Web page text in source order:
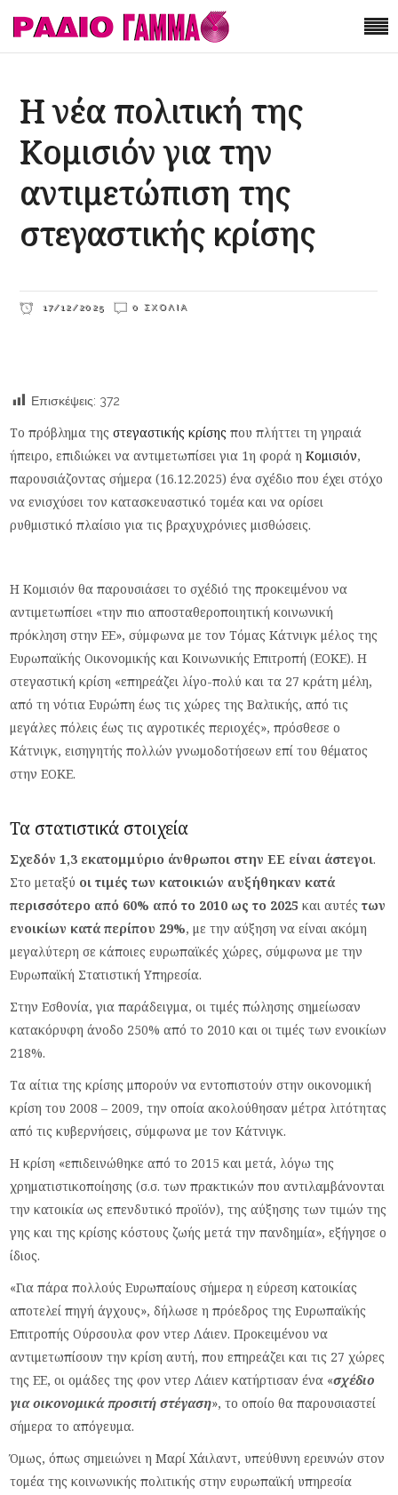
Η νέα πολιτική της
Κομισιόν για την
αντιμετώπιση της
στεγαστικής κρίσης
17/12/2025 0 ΣΧΌΛΙΑ
Επισκέψεις: 372
Το πρόβλημα τηςστεγαστικής κρίσης που πλήττει τη γηραιά
ήπειρο, επιδιώκει να αντιμετωπίσει για 1η φορά ηΚομισιόν,
παρουσιάζοντας σήμερα (16.12.2025) ένα σχέδιο που έχει στόχο
να ενισχύσει τον κατασκευαστικό τομέα και να ορίσει
ρυθμιστικό πλαίσιο για τις βραχυχρόνιες μισθώσεις.
Η Κομισιόν θα παρουσιάσει το σχέδιό της προκειμένου να
αντιμετωπίσει «την πιο αποσταθεροποιητική κοινωνική
πρόκληση στην ΕΕ», σύμφωνα με τον Τόμας Κάτνιγκ μέλος της
Ευρωπαϊκής Οικονομικής και Κοινωνικής Επιτροπή (EOKE). Η
στεγαστική κρίση «επηρεάζει λίγο-πολύ και τα 27 κράτη μέλη,
από τη νότια Ευρώπη έως τις χώρες της Βαλτικής, από τις
μεγάλες πόλεις έως τις αγροτικές περιοχές», πρόσθεσε ο
Κάτνιγκ, εισηγητής πολλών γνωμοδοτήσεων επί του θέματος
στην ΕΟΚΕ.
Τα στατιστικά στοιχεία
Σχεδόν 1,3 εκατομμύριο άνθρωποι στην ΕΕ είναι άστεγοι.
Στο μεταξύ οι τιμές των κατοικιών αυξήθηκαν κατά
περισσότερο από 60% από το 2010 ως το 2025 και αυτέςτων
ενοικίων κατά περίπου 29%, με την αύξηση να είναι ακόμη
μεγαλύτερη σε κάποιες ευρωπαϊκές χώρες, σύμφωνα με την
Ευρωπαϊκή Στατιστική Υπηρεσία.
Στην Εσθονία, για παράδειγμα, οι τιμές πώλησης σημείωσαν
κατακόρυφη άνοδο 250% από το 2010 και οι τιμές των ενοικίων
218%.
Τα αίτια της κρίσης μπορούν να εντοπιστούν στην οικονομική
κρίση του 2008 – 2009, την οποία ακολούθησαν μέτρα λιτότητας
από τις κυβερνήσεις, σύμφωνα με τον Κάτνιγκ.
Η κρίση «επιδεινώθηκε από το 2015 και μετά, λόγω της
χρηματιστικοποίησης (σ.σ. των πρακτικών που αντιλαμβάνονται
την κατοικία ως επενδυτικό προϊόν), της αύξησης των τιμών της
γης και της κρίσης κόστους ζωής μετά την πανδημία», εξήγησε ο
ίδιος.
«Για πάρα πολλούς Ευρωπαίους σήμερα η εύρεση κατοικίας
αποτελεί πηγή άγχους», δήλωσε η πρόεδρος της Ευρωπαϊκής
Επιτροπής Ούρσουλα φον ντερ Λάιεν. Προκειμένου να
αντιμετωπίσουν την κρίση αυτή, που επηρεάζει και τις 27 χώρες
της ΕΕ, οι ομάδες της φον ντερ Λάιεν κατήρτισαν ένα «σχέδιο
για οικονομικά προσιτή στέγαση», το οποίο θα παρουσιαστεί
σήμερα το απόγευμα.
Όμως, όπως σημειώνει η Μαρί Χάιλαντ, υπεύθυνη ερευνών στον
τομέα της κοινωνικής πολιτικής στην ευρωπαϊκή υπηρεσία